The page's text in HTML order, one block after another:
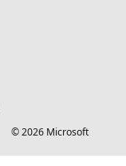
© 2026 Microsoft